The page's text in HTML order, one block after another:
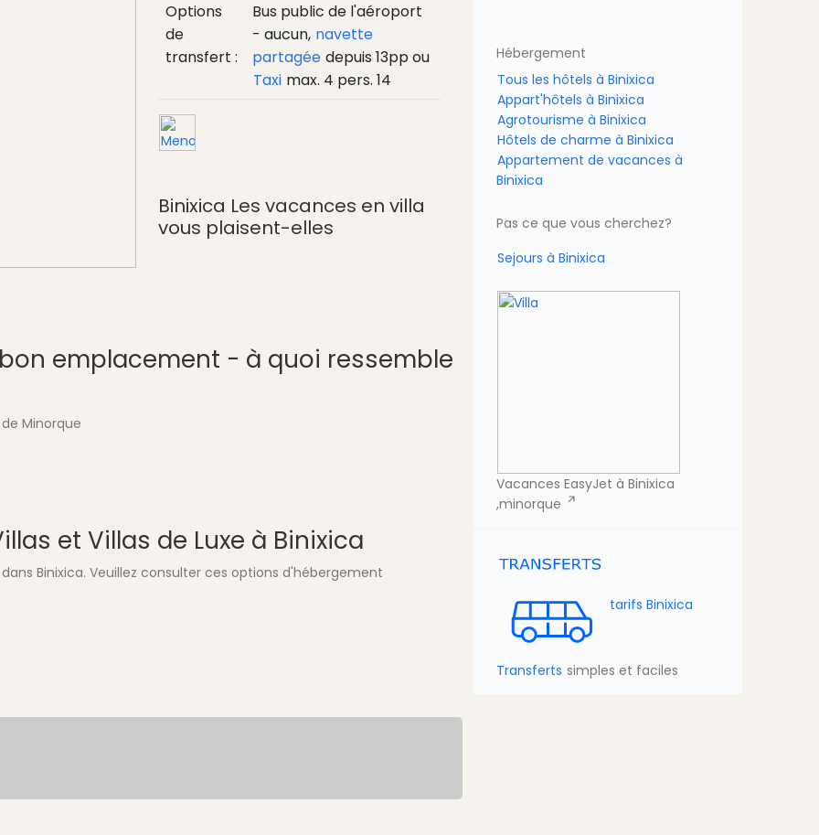
Options
de
transfert :
Bus public de l'aéroport
- aucun, navette
partagée depuis 13ppou
Taxi max. 4 pers. 14
Binixica Les vacances en villa
vous plaisent-elles
emplacement - à quoi ressemble
Minorque
et Villas de Luxe à Binixica
Binixica. Veuillez consulter ces options d'hébergement
Hébergement
Tous les hôtels à Binixica
Appart'hôtels à Binixica
Agrotourisme à Binixica
Hôtels de charme à Binixica
Appartement de vacances à
Binixica
Pas ce que vous cherchez?
Sejours à Binixica
Vacances EasyJet à Binixica
,minorque
tarifs Binixica
Transferts simples et faciles